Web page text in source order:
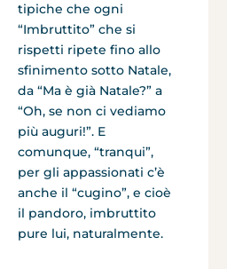
tipiche che ogni
“Imbruttito” che si
rispetti ripete fino allo
sfinimento sotto Natale,
da “Ma è già Natale?” a
“Oh, se non ci vediamo
più auguri!”. E
comunque, “tranqui”,
per gli appassionati c’è
anche il “cugino”, e cioè
il pandoro, imbruttito
pure lui, naturalmente.